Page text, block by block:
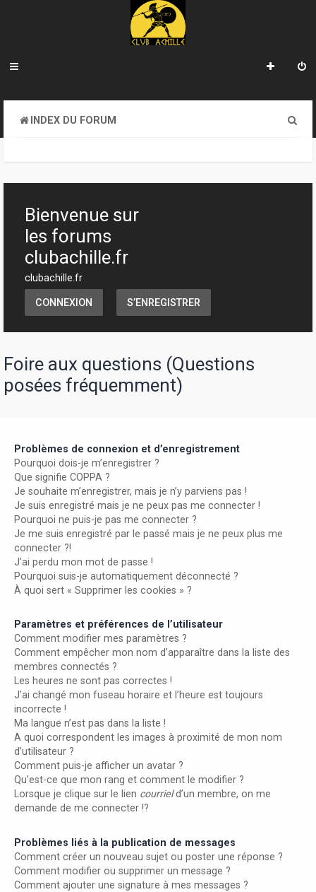
INDEX DU FORUM
h
Bienvenue sur
les forums
clubachille.fr
clubachille.fr
CONNEXION S’ENREGISTRER
Foire aux questions (Questions
posées fréquemment)
Problèmes de connexion et d’enregistrement
Pourquoi dois-je m’enregistrer ?
Que signifie COPPA ?
Je souhaite m’enregistrer, mais je n’y parviens pas !
Je suis enregistré mais je ne peux pas me connecter !
Pourquoi ne puis-je pas me connecter ?
Je me suis enregistré par le passé mais je ne peux plus me
connecter ?!
J’ai perdu mon mot de passe !
Pourquoi suis-je automatiquement déconnecté ?
À quoi sert « Supprimer les cookies » ?
Paramètres et préférences de l’utilisateur
Comment modifier mes paramètres ?
Comment empêcher mon nom d’apparaître dans la liste des
membres connectés ?
Les heures ne sont pas correctes !
J’ai changé mon fuseau horaire et l’heure est toujours
incorrecte !
Ma langue n’est pas dans la liste !
A quoi correspondent les images à proximité de mon nom
d’utilisateur ?
Comment puis-je afficher un avatar ?
Qu’est-ce que mon rang et comment le modifier ?
Lorsque je clique sur le lien courrield’un membre, on me
demande de me connecter !?
Problèmes liés à la publication de messages
Comment créer un nouveau sujet ou poster une réponse ?
Comment modifier ou supprimer un message ?
Comment ajouter une signature à mes messages ?